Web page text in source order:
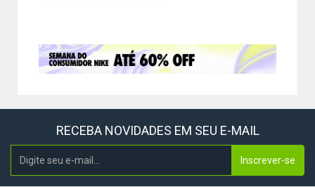
RECEBA NOVIDADES EM SEU E-MAIL
Inscrever-se